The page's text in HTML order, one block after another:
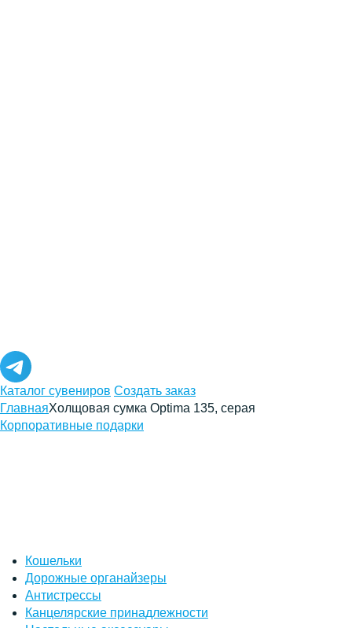
Каталог сувениров Создать заказ
ГлавнаяХолщовая сумка Optima 135, серая
Корпоративные подарки
Кошельки
Дорожные органайзеры
Антистрессы
Канцелярские принадлежности